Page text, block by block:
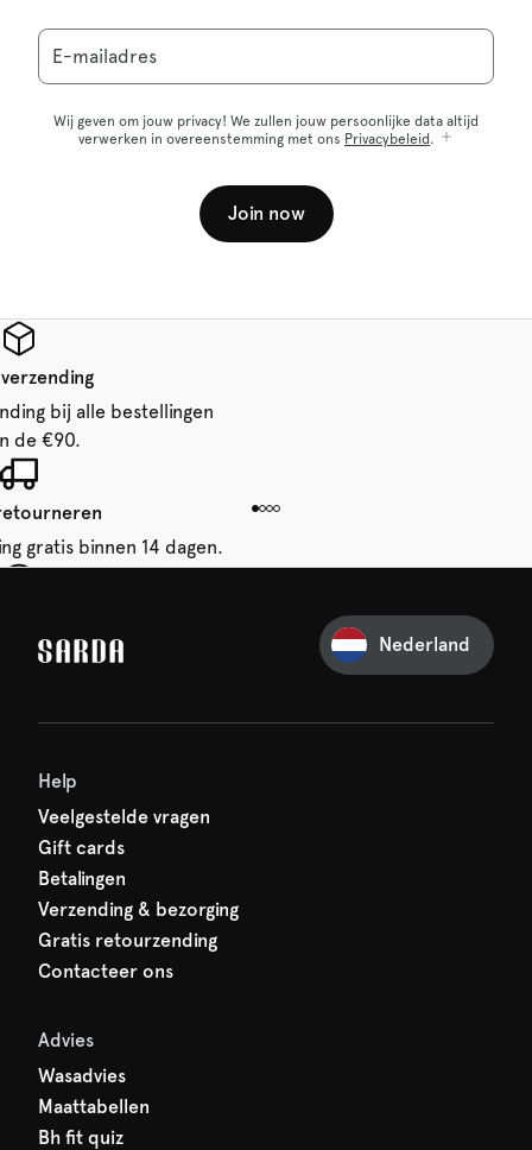
E-mailadres
Wij geven om jouw privacy! We zullen jouw persoonlijke data altijd
verwerken in overeenstemming met ons Privacybeleid .
Join now
bij alle bestellingen
de €90.
gratis binnen 14 dagen.
van SARDA — je eerste
Nederland
Help
Veelgestelde vragen
Gift cards
Betalingen
Verzending & bezorging
Gratis retourzending
Contacteer ons
Advies
Wasadvies
Maattabellen
Bh fit quiz